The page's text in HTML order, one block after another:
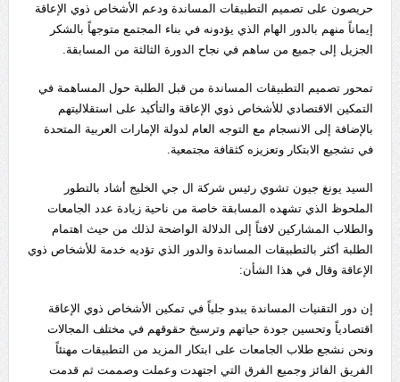
حريصون على تصميم التطبيقات المساندة ودعم الأشخاص ذوي الإعاقة
إيماناً منهم بالدور الهام الذي يؤدونه في بناء المجتمع متوجهاً بالشكر
الجزيل إلى جميع من ساهم في نجاح الدورة الثالثة من المسابقة.
تمحور تصميم التطبيقات المساندة من قبل الطلبة حول المساهمة في
التمكين الاقتصادي للأشخاص ذوي الإعاقة والتأكيد على استقلاليتهم
بالإضافة إلى الانسجام مع التوجه العام لدولة الإمارات العربية المتحدة
في تشجيع الابتكار وتعزيزه كثقافة مجتمعية.
السيد يونغ جيون تشوي رئيس شركة ال جي الخليج أشاد بالتطور
الملحوظ الذي تشهده المسابقة خاصة من ناحية زيادة عدد الجامعات
والطلاب المشاركين لافتاً إلى الدلالة الواضحة لذلك من حيث اهتمام
الطلبة أكثر بالتطبيقات المساندة والدور الذي تؤديه خدمة للأشخاص ذوي
الإعاقة وقال في هذا الشأن:
إن دور التقنيات المساندة يبدو جلياً في تمكين الأشخاص ذوي الإعاقة
اقتصادياً وتحسين جودة حياتهم وترسيخ حقوقهم في مختلف المجالات
ونحن نشجع طلاب الجامعات على ابتكار المزيد من التطبيقات مهنئاً
الفريق الفائز وجميع الفرق التي اجتهدت وعملت وصممت ثم قدمت